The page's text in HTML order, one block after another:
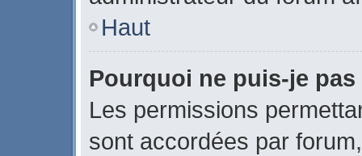
Haut
Pourquoi ne puis-je
Les permissions
sont accordées par